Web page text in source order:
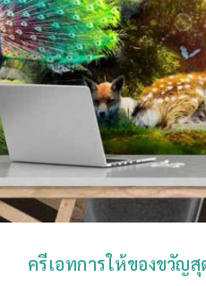
ครีเอทการให้ของขวัญสุ